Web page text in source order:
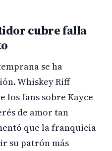
cubre falla
se ha
Whiskey Riff
los fans sobre Kayce
de amor tan
que la franquicia
su patrón más